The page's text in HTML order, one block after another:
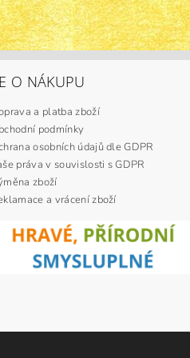
O NÁKUPU
a platba zboží
podmínky
osobních údajů dle GDPR
práva v souvislosti s GDPR
zboží
a vrácení zboží